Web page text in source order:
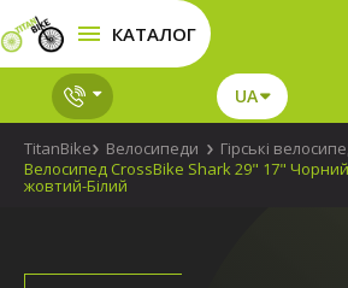
КАТАЛОГ
UA
TitanBike Велосипеди
Гірські
Велосипед CrossBike Shark 29" 17"
жовтий-Білий